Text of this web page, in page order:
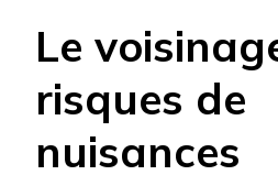
Le
risques de
nuisances